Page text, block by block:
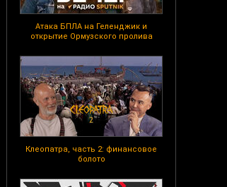
Атака БПЛА на Геленджик и
открытие Ормузского пролива
Клеопатра, часть 2: финансовое
болото